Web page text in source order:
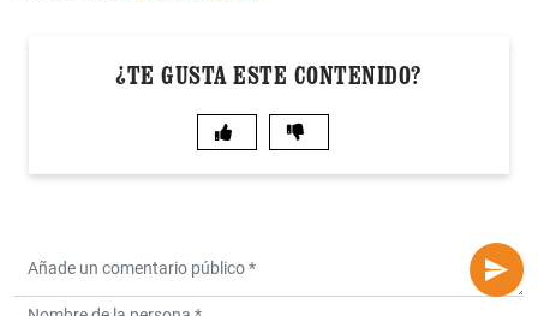
¿TE GUSTA ESTE CONTENIDO?